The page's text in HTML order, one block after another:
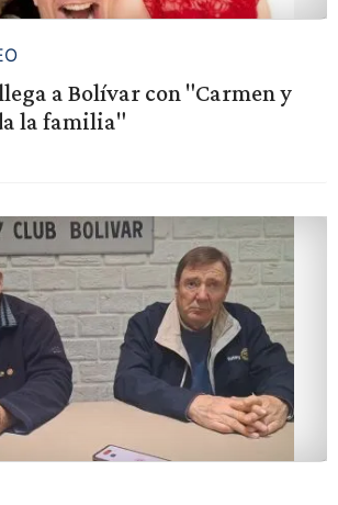
a Bolívar con "Carmen y
la familia"